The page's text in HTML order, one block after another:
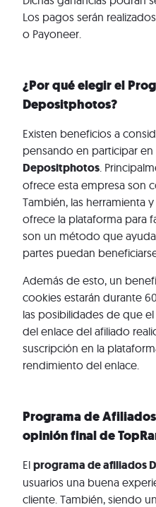
Los pagos serán
o Payoneer.
¿Por qué elegir el
Depositphotos?
Existen beneficios a
pensando en participar
Depositphotos.
ofrece esta empresa son
También, las herramienta
ofrece la plataforma para
son un método que
partes puedan
Además de esto, un
cookies estarán durante
las posibilidades de que
del enlace del afiliado
suscripción en la
rendimiento del enlace.
Programa de
opinión final de
El programa de afiliados
usuarios una buena
cliente. También, siendo